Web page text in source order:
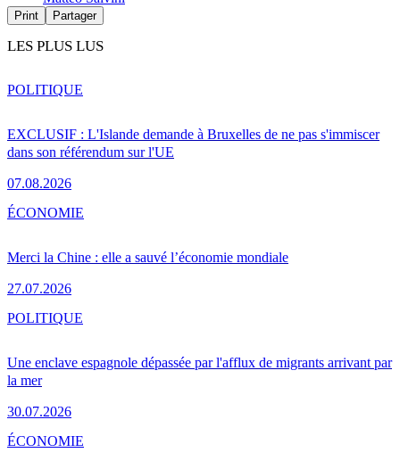
Print Partager
LES PLUS LUS
EXCLUSIF : L'Islande demande à Bruxelles de ne pas s'immiscer
dans son référendum sur l'UE
07.08.2026
POLITIQUE
Merci la Chine : elle a sauvé l’économie mondiale
27.07.2026
ÉCONOMIE
Une enclave espagnole dépassée par l'afflux de migrants arrivant par
la mer
30.07.2026
POLITIQUE
ÉCONOMIE